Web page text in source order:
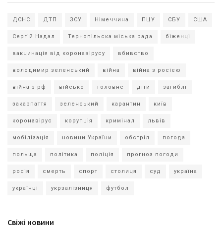
ДСНС ДТП ЗСУ Німеччина ПЦУ СБУ США
Сергій Надал Тернопільска міська рада біженці
вакцинація від коронавірусу вбивство
володимир зеленський війна війна з росією
війна з рф військо головне діти загиблі
закарпаття зеленський карантин київ
коронавірус корупція кримінал львів
мобілізація новини України обстріл погода
польща політика поліція прогноз погоди
росія смерть спорт столиця суд україна
українці укрзалізниця футбол
Свіжі новини